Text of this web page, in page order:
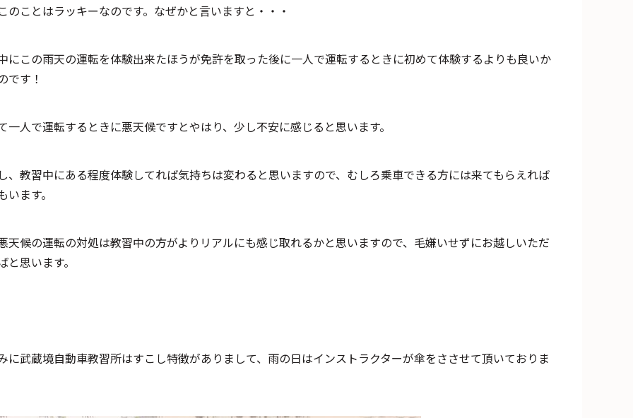
のことはラッキーなのです。なぜかと言いますと・・・
にこの雨天の運転を体験出来たほうが免許を取った後に一人で運転するときに初めて体験するよりも良いか
です！
一人で運転するときに悪天候ですとやはり、少し不安に感じると思います。
、教習中にある程度体験してれば気持ちは変わると思いますので、むしろ乗車できる方には来てもらえれば
います。
天候の運転の対処は教習中の方がよりリアルにも感じ取れるかと思いますので、毛嫌いせずにお越しいただ
と思います。
に武蔵境自動車教習所はすこし特徴がありまして、雨の日はインストラクターが傘をささせて頂いておりま